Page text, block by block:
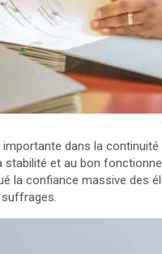
dans la
stabilité et au bon
la confiance massive des
suffrages.